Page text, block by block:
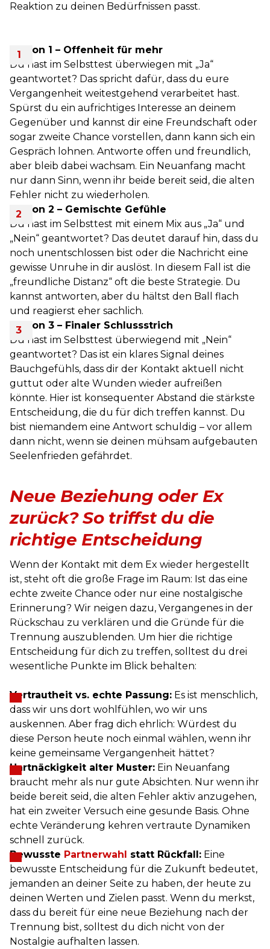
Reaktion zu deinen Bedürfnissen passt.
Option 1 – Offenheit für mehr
Du hast im Selbsttest überwiegen mit „Ja“
geantwortet? Das spricht dafür, dass du eure
Vergangenheit weitestgehend verarbeitet hast.
Spürst du ein aufrichtiges Interesse an deinem
Gegenüber und kannst dir eine Freundschaft oder
sogar zweite Chance vorstellen, dann kann sich ein
Gespräch lohnen. Antworte offen und freundlich,
aber bleib dabei wachsam. Ein Neuanfang macht
nur dann Sinn, wenn ihr beide bereit seid, die alten
Fehler nicht zu wiederholen.
Option 2 – Gemischte Gefühle
Du hast im Selbsttest mit einem Mix aus „Ja“ und
„Nein“ geantwortet? Das deutet darauf hin, dass du
noch unentschlossen bist oder die Nachricht eine
gewisse Unruhe in dir auslöst. In diesem Fall ist die
„freundliche Distanz“ oft die beste Strategie. Du
kannst antworten, aber du hältst den Ball flach
und reagierst eher sachlich.
Option 3 – Finaler Schlussstrich
Du hast im Selbsttest überwiegend mit „Nein“
geantwortet? Das ist ein klares Signal deines
Bauchgefühls, dass dir der Kontakt aktuell nicht
guttut oder alte Wunden wieder aufreißen
könnte. Hier ist konsequenter Abstand die stärkste
Entscheidung, die du für dich treffen kannst. Du
bist niemandem eine Antwort schuldig – vor allem
dann nicht, wenn sie deinen mühsam aufgebauten
Seelenfrieden gefährdet.
Neue Beziehung oder Ex
zurück? So triffst du die
richtige Entscheidung
Wenn der Kontakt mit dem Ex wieder hergestellt
ist, steht oft die große Frage im Raum: Ist das eine
echte zweite Chance oder nur eine nostalgische
Erinnerung? Wir neigen dazu, Vergangenes in der
Rückschau zu verklären und die Gründe für die
Trennung auszublenden. Um hier die richtige
Entscheidung für dich zu treffen, solltest du drei
wesentliche Punkte im Blick behalten:
Vertrautheit vs. echte Passung: Es ist menschlich,
dass wir uns dort wohlfühlen, wo wir uns
auskennen. Aber frag dich ehrlich: Würdest du
diese Person heute noch einmal wählen, wenn ihr
keine gemeinsame Vergangenheit hättet?
Hartnäckigkeit alter Muster: Ein Neuanfang
braucht mehr als nur gute Absichten. Nur wenn ihr
beide bereit seid, die alten Fehler aktiv anzugehen,
hat ein zweiter Versuch eine gesunde Basis. Ohne
echte Veränderung kehren vertraute Dynamiken
schnell zurück.
Bewusste Partnerwahl statt Rückfall: Eine
bewusste Entscheidung für die Zukunft bedeutet,
jemanden an deiner Seite zu haben, der heute zu
deinen Werten und Zielen passt. Wenn du merkst,
dass du bereit für eine neue Beziehung nach der
Trennung bist, solltest du dich nicht von der
Nostalgie aufhalten lassen.